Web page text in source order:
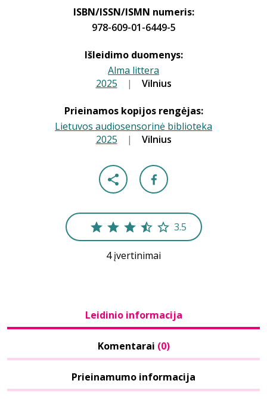
ISBN/ISSN/ISMN numeris:
978-609-01-6449-5
Išleidimo duomenys:
Alma littera
2025 | Vilnius
Prieinamos kopijos rengėjas:
Lietuvos audiosensorinė biblioteka
2025 | Vilnius
3.5
4 įvertinimai
Leidinio informacija
Komentarai (0)
Prieinamumo informacija